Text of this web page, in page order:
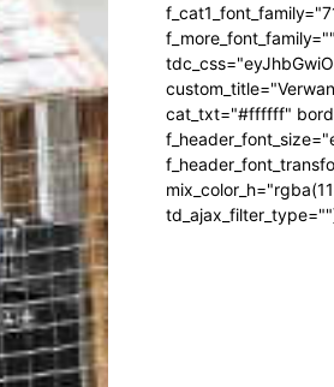
cat_txt="#ffffff"